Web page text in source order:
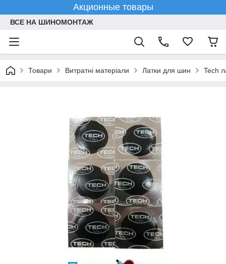
Акционные товары
ВСЕ НА ШИНОМОНТАЖ
Товари Витратні матеріали Латки для шин Tech